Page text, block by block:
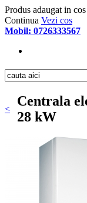
Produs adaugat in cos
Continua Vezi cos
Mobil: 0726333567
<
Centrala
28 kW